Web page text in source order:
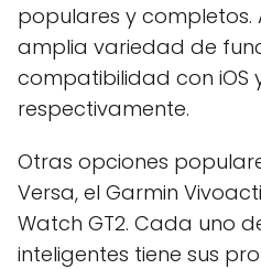
populares y completos.
amplia variedad de
compatibilidad con iOS
respectivamente.
Otras opciones
Versa, el Garmin
Watch GT2. Cada uno
inteligentes tiene sus